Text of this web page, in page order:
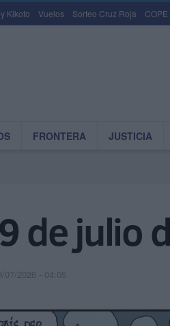
Kikoto Vuelos Sorteo Cruz Roja
FRONTERA JUSTICIA
de julio
07/2026 - 04:05